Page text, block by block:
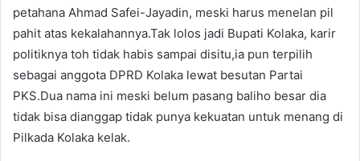
petahana Ahmad Safei-Jayadin, meski harus menelan pil
pahit atas kekalahannya.Tak lolos jadi Bupati Kolaka, karir
politiknya toh tidak habis sampai disitu,ia pun terpilih
sebagai anggota DPRD Kolaka lewat besutan Partai
PKS.Dua nama ini meski belum pasang baliho besar dia
tidak bisa dianggap tidak punya kekuatan untuk menang di
Pilkada Kolaka kelak.